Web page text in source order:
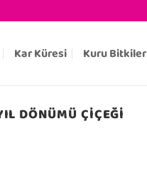
Kar Küresi Kuru Bitkiler
DÖNÜMÜ ÇIÇEĞI